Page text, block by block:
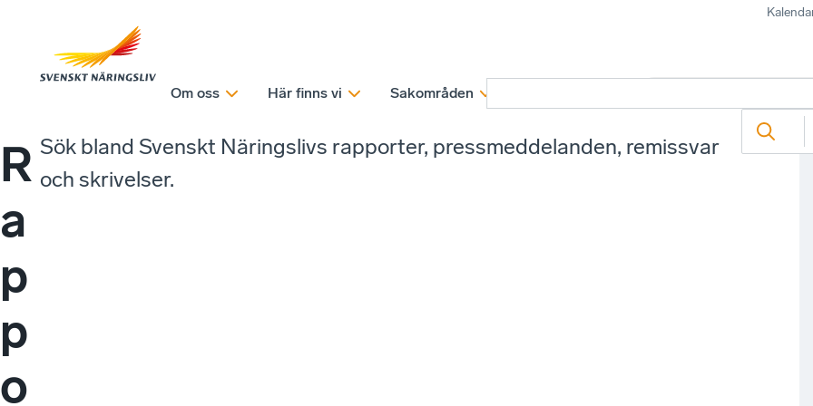
Om oss Här finns vi Sakområden
R
a
p
p
o
Sök bland Svenskt Näringslivs rapporter, pressmeddelanden, remissvar
och skrivelser.